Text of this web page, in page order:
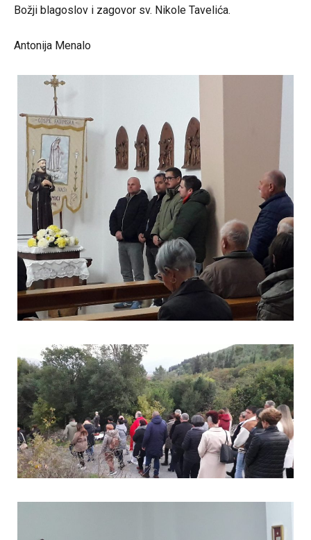
Božji blagoslov i zagovor sv. Nikole Tavelića.
Antonija Menalo